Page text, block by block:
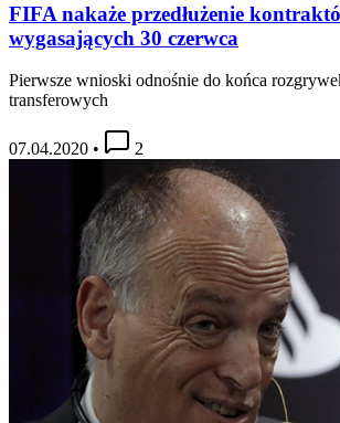
FIFA nakaże przedłużenie
wygasających 30 czerwca
Pierwsze wnioski odnośnie do końca
transferowych
07.04.2020 • 2